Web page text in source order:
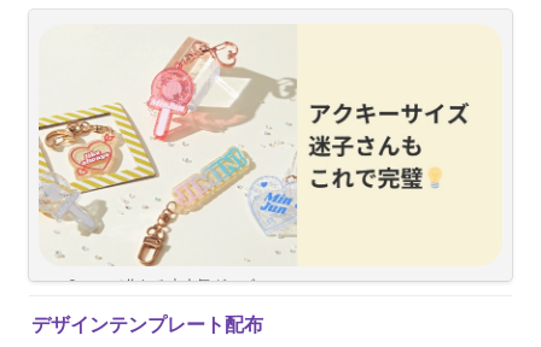
「なかなかうまくできない
」
「やり方がよく分からない
」
そんな方のために、今回は切り抜き機能を詳しく紹介しちゃいます！
目次
♩.•Snapsで作れる大人気グッズ♩.•
「アクリルキーリング」作り方&サイズ感を解説